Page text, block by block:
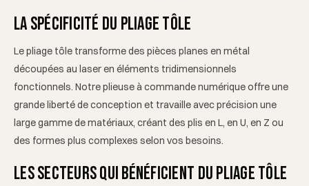
La spécificité du pliage tôle
Le pliage tôle transforme des pièces planes en métal
découpées au laser en éléments tridimensionnels
fonctionnels. Notre plieuse à commande numérique offre une
grande liberté de conception et travaille avec précision une
large gamme de matériaux, créant des plis en L, en U, en Z ou
des formes plus complexes selon vos besoins.
Les secteurs qui bénéficient du pliage tôle